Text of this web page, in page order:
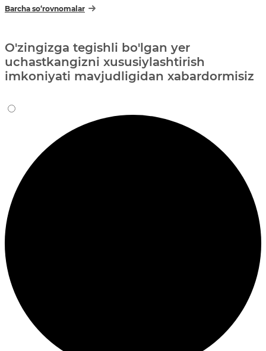
Barcha so‘rovnomalar
O'zingizga tegishli bo'lgan yer
uchastkangizni xususiylashtirish
imkoniyati mavjudligidan xabardormisiz